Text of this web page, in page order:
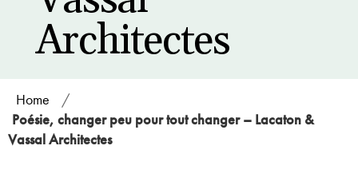
Architectes
Home
/
Poésie, changer peu pour tout changer – Lacaton &
Vassal Architectes